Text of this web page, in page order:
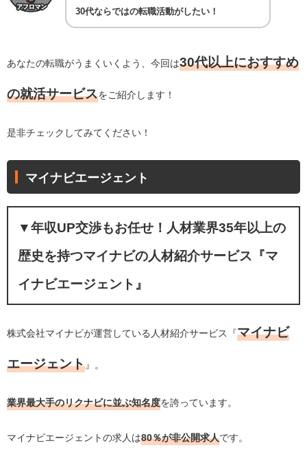
30代ならではの転職活動がしたい！
あなたの転職がうまくいくよう、今回は30代以上におすすめ
の就活サービスをご紹介します！
是非チェックしてみてください！
マイナビエージェント
▼年収UP交渉もお任せ！人材業界35年以上の
歴史を持つマイナビの人材紹介サービス『マ
イナビエージェント』
株式会社マイナビが運営している人材紹介サービス『マイナビ
エージェント』。
業界最大手のリクナビに並ぶ知名度を誇っています。
マイナビエージェントの求人は80％が非公開求人です。